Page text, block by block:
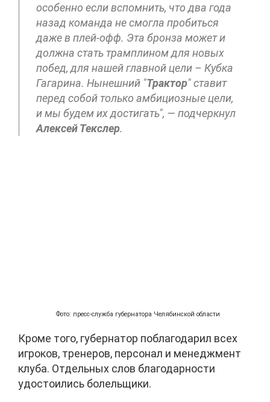
особенно если вспомнить, что два года
назад команда не смогла пробиться
даже в плей-офф. Эта бронза может и
должна стать трамплином для новых
побед, для нашей главной цели – Кубка
Гагарина. Нынешний "Трактор" ставит
перед собой только амбициозные цели,
и мы будем их достигать", — подчеркнул
Алексей Текслер.
Фото: пресс-служба губернатора Челябинской области
Кроме того, губернатор поблагодарил всех
игроков, тренеров, персонал и менеджмент
клуба. Отдельных слов благодарности
удостоились болельщики.